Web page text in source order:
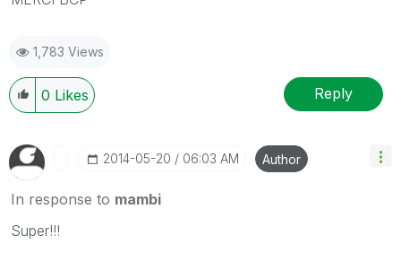
1,783 Views
0 Likes Reply
‎2014-05-20 06:03 AM Author
In response to mambi
Super!!!